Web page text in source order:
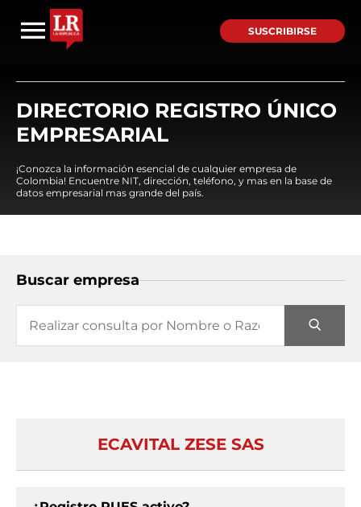
SUSCRIBIRSE
DIRECTORIO REGISTRO ÚNICO
EMPRESARIAL
¡Conozca la información esencial de cualquier empresa de
Colombia! Encuentre NIT, dirección, teléfono, y mas en la base de
datos empresarial mas grande del país.
Buscar empresa
ECAVITAL ZESE SAS